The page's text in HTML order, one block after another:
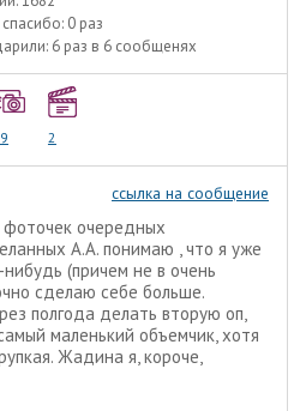
0 раз
6 раз в 6 сообщенях
2
ссылка на сообщение
очередных
А.А. понимаю , что я уже
(причем не в очень
сделаю себе больше.
полгода делать вторую оп,
маленький объемчик, хотя
Жадина я, короче,